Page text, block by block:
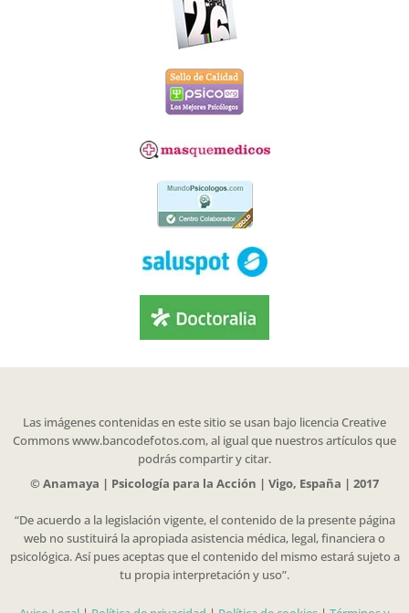
Las imágenes contenidas en este sitio se usan bajo licencia Creative
Commons www.bancodefotos.com, al igual que nuestros artículos que
podrás compartir y citar.
© Anamaya | Psicología para la Acción | Vigo, España | 2017
“De acuerdo a la legislación vigente, el contenido de la presente página
web no sustituirá la apropiada asistencia médica, legal, financiera o
psicológica. Así pues aceptas que el contenido del mismo estará sujeto a
tu propia interpretación y uso”.